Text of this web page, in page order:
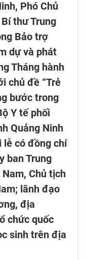
Phó Chủ
thư Trung
Bảo trợ
dự và phát
Tháng hành
chủ đề “Trẻ
bước trong
Y tế phối
Quảng Ninh
lễ có đồng chí
ban Trung
Chủ tịch
lãnh đạo
địa
chức quốc
sinh trên địa